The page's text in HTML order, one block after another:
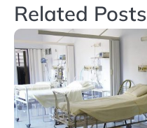
Related Posts